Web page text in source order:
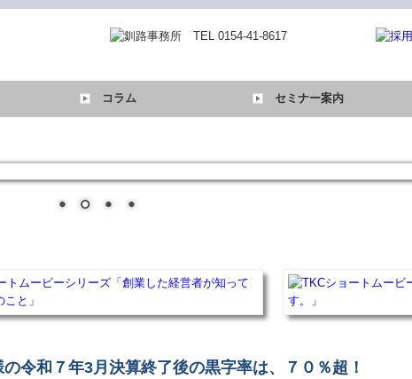
コラム セミナー案内
令和７年3月決算終了後の黒字率は、７０％超！